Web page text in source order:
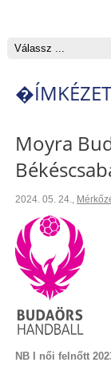
Moyra
2024. 05. 24.,
NB I női felnőtt